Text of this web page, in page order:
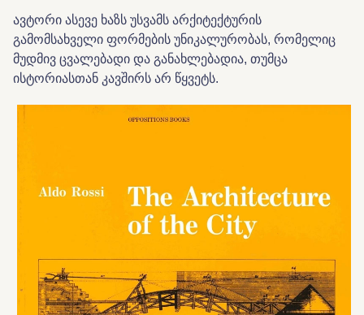
ავტორი ასევე ხაზს უსვამს არქიტექტურის
გამომსახველი ფორმების უნიკალურობას, რომელიც
მუდმივ ცვალებადი და განახლებადია, თუმცა
ისტორიასთან კავშირს არ წყვეტს.